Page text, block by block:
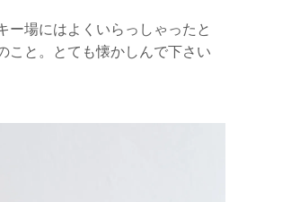
ー場にはよくいらっしゃったと
こと。とても懐かしんで下さい